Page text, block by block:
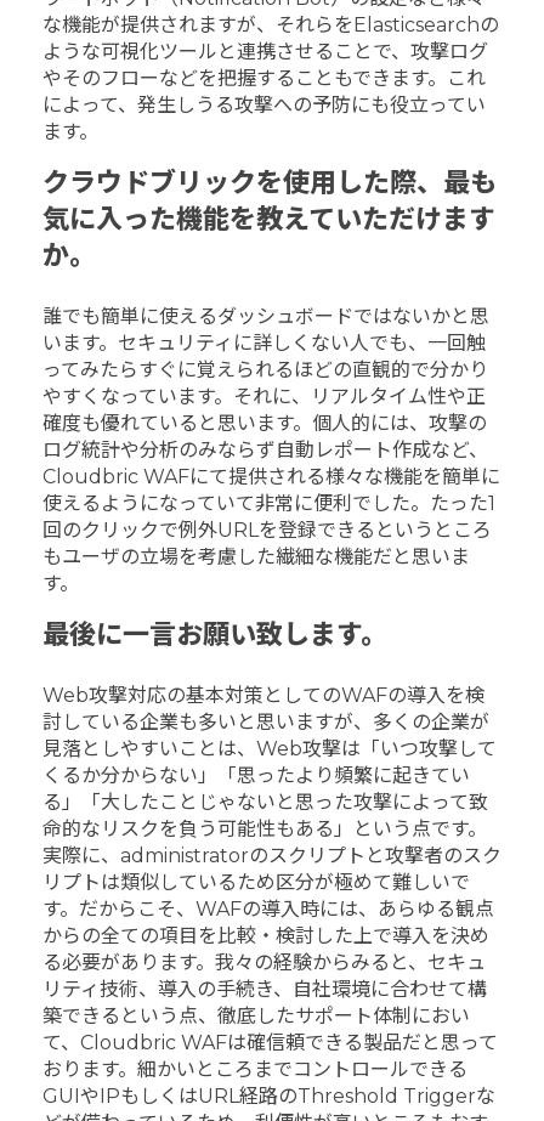
な機能が提供されますが、それらをElasticsearchの
ような可視化ツールと連携させることで、攻撃ログ
やそのフローなどを把握することもできます。これ
によって、発生しうる攻撃への予防にも役立ってい
ます。
クラウドブリックを使用した際、最も
気に入った機能を教えていただけます
か。
誰でも簡単に使えるダッシュボードではないかと思
います。セキュリティに詳しくない人でも、一回触
ってみたらすぐに覚えられるほどの直観的で分かり
やすくなっています。それに、リアルタイム性や正
確度も優れていると思います。個人的には、攻撃の
ログ統計や分析のみならず自動レポート作成など、
Cloudbric WAFにて提供される様々な機能を簡単に
使えるようになっていて非常に便利でした。たった1
回のクリックで例外URLを登録できるというところ
もユーザの立場を考慮した繊細な機能だと思いま
す。
最後に一言お願い致します。
Web攻撃対応の基本対策としてのWAFの導入を検
討している企業も多いと思いますが、多くの企業が
見落としやすいことは、Web攻撃は「いつ攻撃して
くるか分からない」「思ったより頻繁に起きてい
る」「大したことじゃないと思った攻撃によって致
命的なリスクを負う可能性もある」という点です。
実際に、administratorのスクリプトと攻撃者のスク
リプトは類似しているため区分が極めて難しいで
す。だからこそ、WAFの導入時には、あらゆる観点
からの全ての項目を比較・検討した上で導入を決め
る必要があります。我々の経験からみると、セキュ
リティ技術、導入の手続き、自社環境に合わせて構
築できるという点、徹底したサポート体制におい
て、Cloudbric WAFは確信頼できる製品だと思って
おります。細かいところまでコントロールできる
GUIやIPもしくはURL経路のThreshold Triggerな